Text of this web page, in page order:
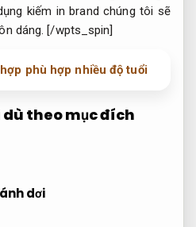
kiếm in brand chúng tôi sẽ
dáng. [/wpts_spin]
phù hợp nhiều độ tuổi
dù theo mục đích
dơi